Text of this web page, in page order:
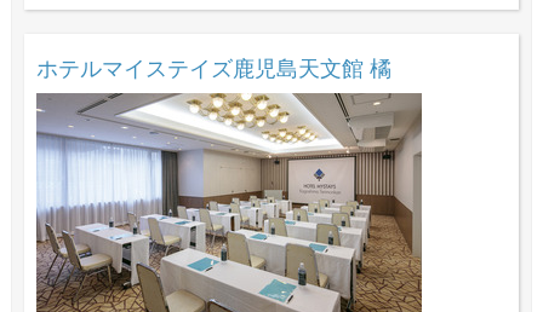
ホテルマイステイズ鹿児島天文館 橘